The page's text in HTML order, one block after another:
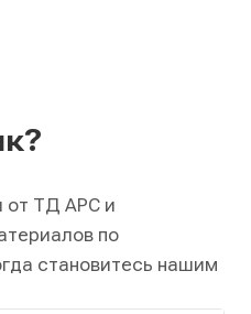
от ТД АРС и
по
становитесь нашим